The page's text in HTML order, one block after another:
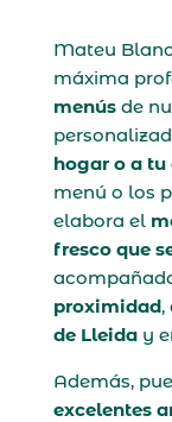
Mateu
máxima
menúsde
hogar o a tu
menú o los
elabora el
fresco que
proximidad,
de Lleiday
Además,
excelentes